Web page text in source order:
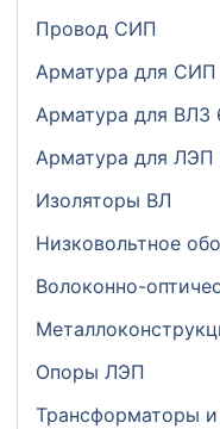
Провод СИП
Арматура для
Арматура для ВЛЗ
Арматура для ЛЭП
Изоляторы ВЛ
Низковольтное
Волоконно-
Опоры ЛЭП
Трансформаторы